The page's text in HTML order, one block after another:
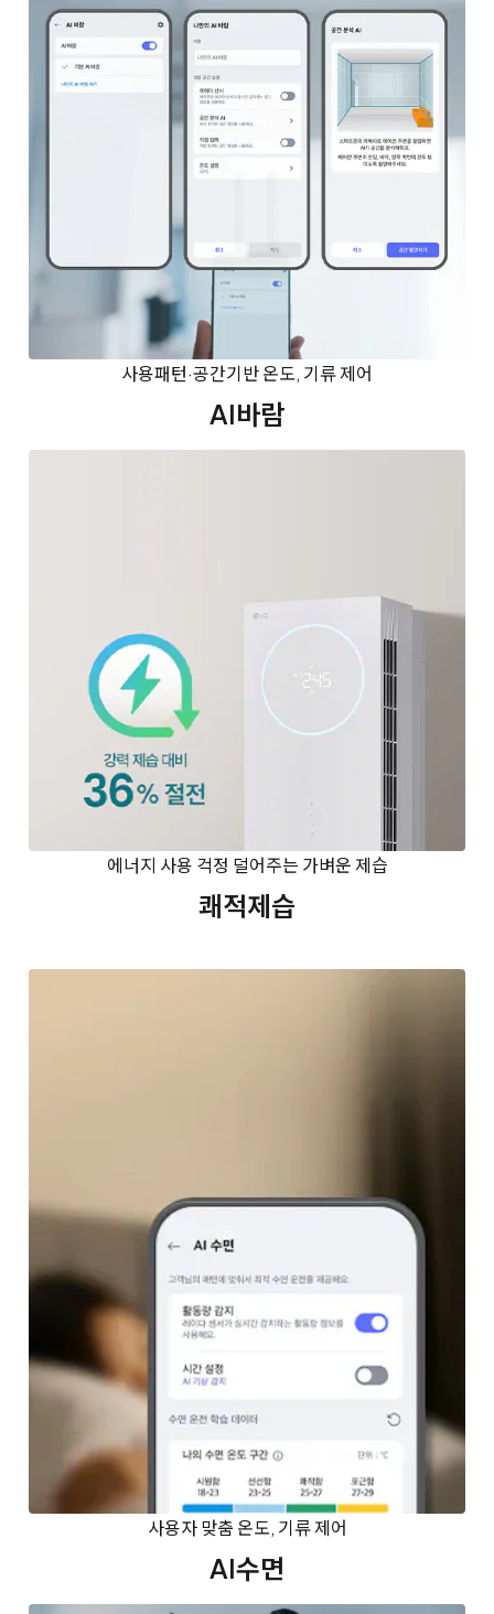
사용패턴·공간기반 온도, 기류 제어
AI바람
에너지 사용 걱정 덜어주는 가벼운 제습
쾌적제습
사용자 맞춤 온도, 기류 제어
AI수면